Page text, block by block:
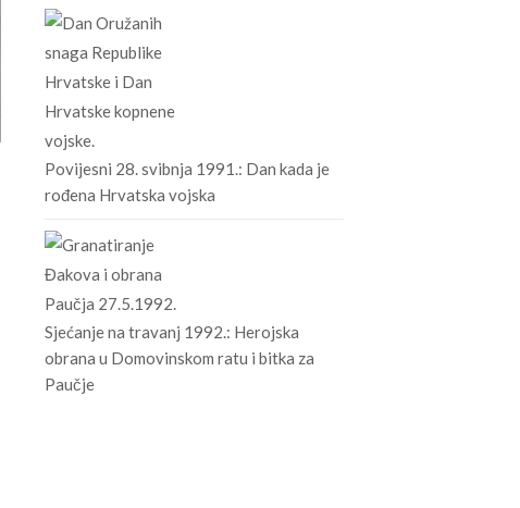
Povijesni 28. svibnja 1991.: Dan kada je
rođena Hrvatska vojska
Sjećanje na travanj 1992.: Herojska
obrana u Domovinskom ratu i bitka za
Paučje